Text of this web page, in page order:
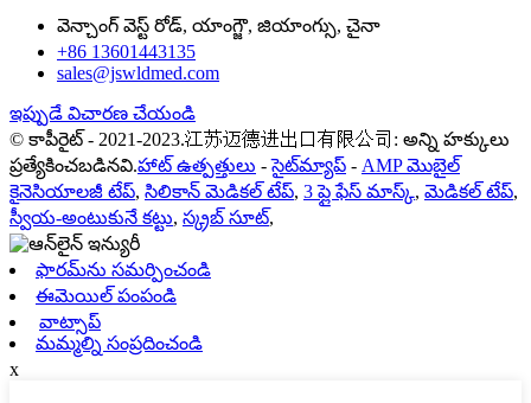
వెన్చాంగ్ వెస్ట్ రోడ్, యాంగ్జౌ, జియాంగ్సు, చైనా
+86 13601443135
sales@jswldmed.com
ఇప్పుడే విచారణ చేయండి
© కాపీరైట్ - 2021-2023.江苏迈德进出口有限公司: అన్ని హక్కులు
ప్రత్యేకించబడినవి.హాట్ ఉత్పత్తులు -సైట్‌మ్యాప్ - AMP మొబైల్
కైనెసియాలజీ టేప్, సిలికాన్ మెడికల్ టేప్, 3 ప్లై ఫేస్ మాస్క్, మెడికల్ టేప్,
స్వీయ-అంటుకునే కట్టు, స్క్రబ్ సూట్,
ఫారమ్‌ను సమర్పించండి
ఈమెయిల్ పంపండి
వాట్సాప్
మమ్మల్ని సంప్రదించండి
x